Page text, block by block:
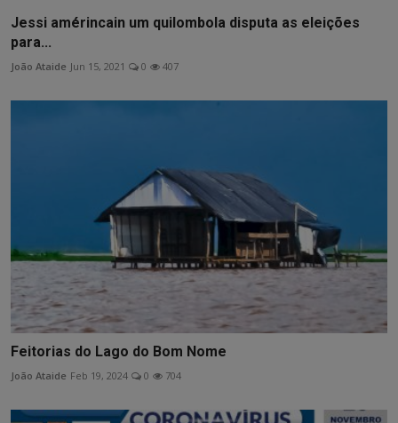
Jessi amérincain um quilombola disputa as eleições
para...
João Ataide Jun 15, 2021 0 407
Feitorias do Lago do Bom Nome
João Ataide Feb 19, 2024 0 704